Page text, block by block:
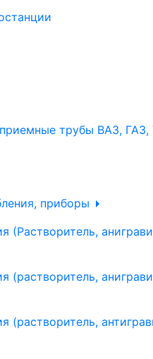
трубы ВАЗ, ГАЗ,
приборы
(Растворитель,
(растворитель,
(растворитель,